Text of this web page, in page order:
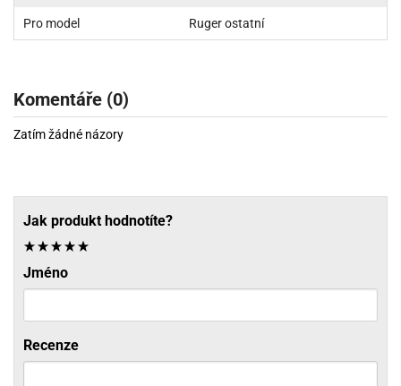
Pro model Ruger ostatní
Komentáře (0)
Zatím žádné názory
Jak produkt hodnotíte?
Jméno
Recenze